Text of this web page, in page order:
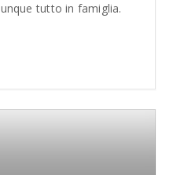
tutto in famiglia.